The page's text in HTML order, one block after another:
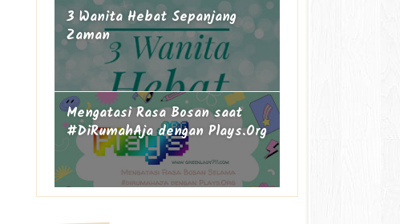
3 Wanita Hebat Sepanjang
Zaman
Mengatasi Rasa Bosan saat
#DiRumahAja dengan Plays.Org